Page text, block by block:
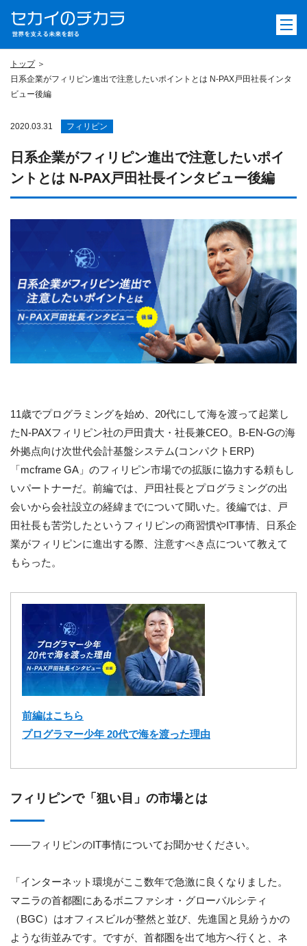
トップ
日系企業がフィリピン進出で注意したいポイントとは N-PAX戸田社長インタ
ビュー後編
2020.03.31 フィリピン
日系企業がフィリピン進出で注意したいポイ
ントとは N-PAX戸田社長インタビュー後編
11歳でプログラミングを始め、20代にして海を渡って起業し
たN-PAXフィリピン社の戸田貴大・社長兼CEO。B-EN-Gの海
外拠点向け次世代会計基盤システム(コンパクトERP)
「mcframe GA」のフィリピン市場での拡販に協力する頼もし
いパートナーだ。前編では、戸田社長とプログラミングの出
会いから会社設立の経緯までについて聞いた。後編では、戸
田社長も苦労したというフィリピンの商習慣やIT事情、日系企
業がフィリピンに進出する際、注意すべき点について教えて
もらった。
前編はこちら
プログラマー少年 20代で海を渡った理由
フィリピンで「狙い目」の市場とは
――フィリピンのIT事情についてお聞かせください。
「インターネット環境がここ数年で急激に良くなりました。
マニラの首都圏にあるボニファシオ・グローバルシティ
（BGC）はオフィスビルが整然と並び、先進国と見紛うかの
ような街並みです。ですが、首都圏を出て地方へ行くと、ネ